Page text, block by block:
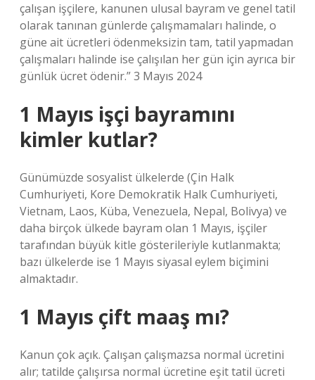
çalışan işçilere, kanunen ulusal bayram ve genel tatil
olarak tanınan günlerde çalışmamaları halinde, o
güne ait ücretleri ödenmeksizin tam, tatil yapmadan
çalışmaları halinde ise çalışılan her gün için ayrıca bir
günlük ücret ödenir.” 3 Mayıs 2024
1 Mayıs işçi bayramını
kimler kutlar?
Günümüzde sosyalist ülkelerde (Çin Halk
Cumhuriyeti, Kore Demokratik Halk Cumhuriyeti,
Vietnam, Laos, Küba, Venezuela, Nepal, Bolivya) ve
daha birçok ülkede bayram olan 1 Mayıs, işçiler
tarafından büyük kitle gösterileriyle kutlanmakta;
bazı ülkelerde ise 1 Mayıs siyasal eylem biçimini
almaktadır.
1 Mayıs çift maaş mı?
Kanun çok açık. Çalışan çalışmazsa normal ücretini
alır; tatilde çalışırsa normal ücretine eşit tatil ücreti